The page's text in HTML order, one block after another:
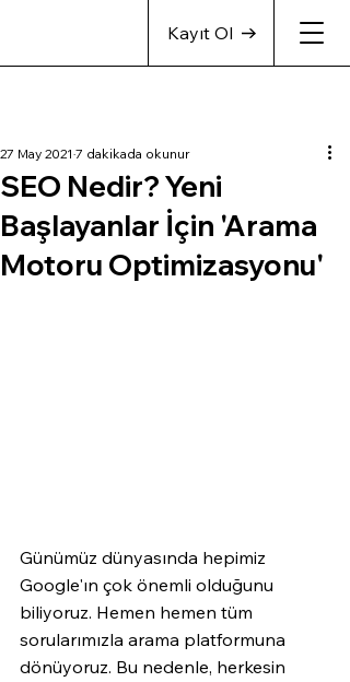
Kayıt Ol
SEO Nedir? Yeni
Başlayanlar İçin 'Arama
Motoru Optimizasyonu'
27 May 2021 7 dakikada okunur
Günümüz dünyasında hepimiz
Google'ın çok önemli olduğunu
biliyoruz. Hemen hemen tüm
sorularımızla arama platformuna
dönüyoruz. Bu nedenle, herkesin